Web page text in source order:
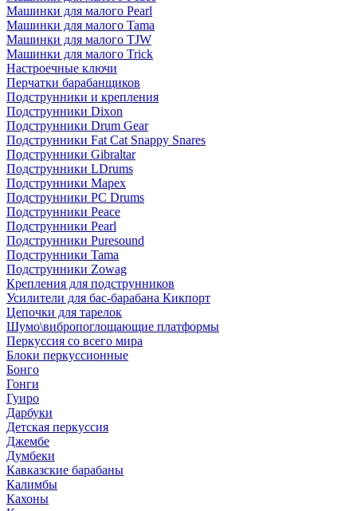
Машинки для малого Pearl
Машинки для малого Tama
Машинки для малого TJW
Машинки для малого Trick
Настроечные ключи
Перчатки барабанщиков
Подструнники и крепления
Подструнники Dixon
Подструнники Drum Gear
Подструнники Fat Cat Snappy Snares
Подструнники Gibraltar
Подструнники LDrums
Подструнники Mapex
Подструнники PC Drums
Подструнники Peace
Подструнники Pearl
Подструнники Puresound
Подструнники Tama
Подструнники Zowag
Крепления для подструнников
Усилители для бас-барабана Кикпорт
Цепочки для тарелок
Шумо\вибропоглощающие платформы
Перкуссия со всего мира
Блоки перкуссионные
Бонго
Гонги
Гуиро
Дарбуки
Детская перкуссия
Джембе
Думбеки
Кавказские барабаны
Калимбы
Кахоны